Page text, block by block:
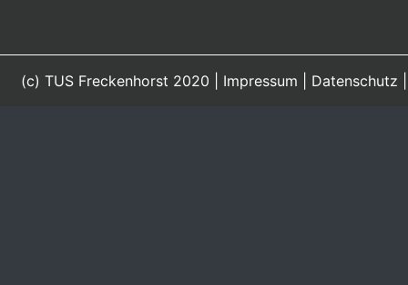
(c) TUS Freckenhorst 2020 | Impressum Datenschutz